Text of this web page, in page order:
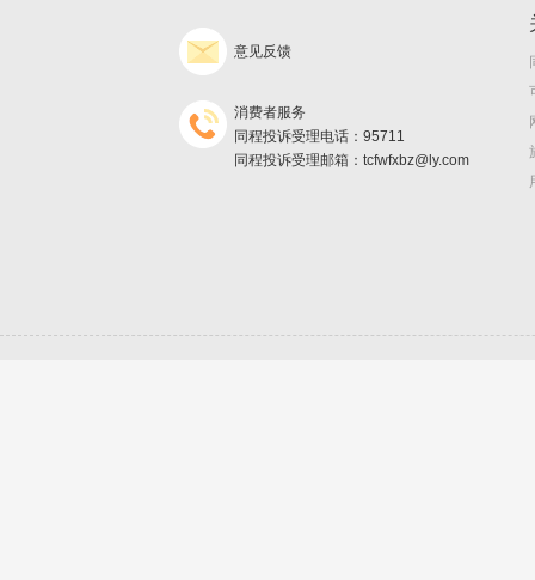
意见反馈
消费者服务
同程投诉受理电话：95711
同程投诉受理邮箱：tcfwfxbz@ly.com